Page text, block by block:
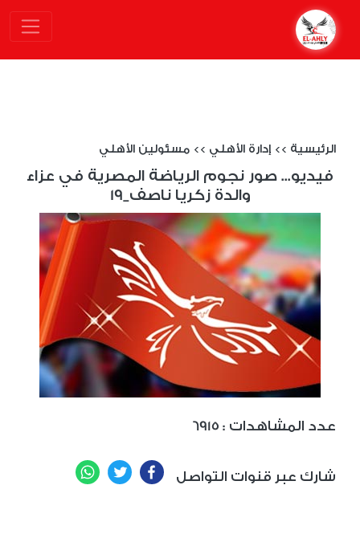
الرئيسية >> إدارة الأهلي >> مسئولين الأهلي
فيديو... صور نجوم الرياضة المصرية في عزاء
والدة زكريا ناصف_19
6915 : عدد المشاهدات
شارك عبر قنوات التواصل Facebook
Twitter